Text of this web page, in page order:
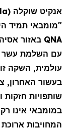
אנקיט שוקלה (
"מומבאי תמיד
QNA באזור
עם השלמת עשר
עולמית, השקה
שותפויות חזקות
במומבאי אינו
המחויבות